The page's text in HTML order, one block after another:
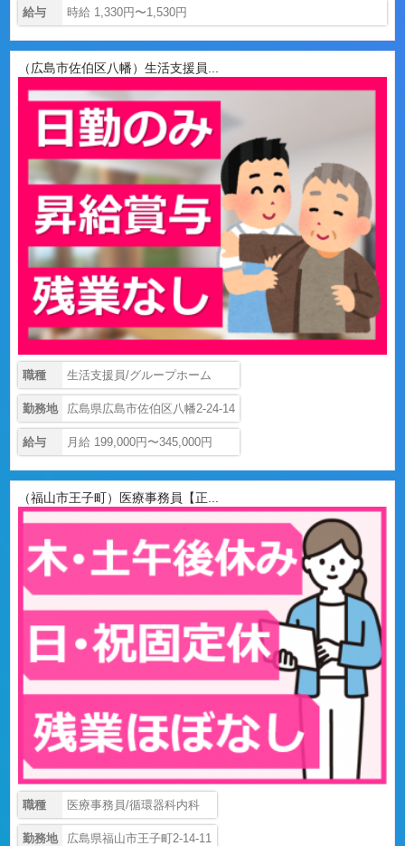
給与 時給 1,330円〜1,530円
（広島市佐伯区八幡）生活支援員...
職種 生活支援員/グループホーム
勤務地 広島県広島市佐伯区八幡2-24-14
給与 月給 199,000円〜345,000円
（福山市王子町）医療事務員【正...
職種 医療事務員/循環器科内科
勤務地 広島県福山市王子町2-14-11